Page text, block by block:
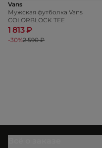
Vans
Мужская футболка Vans
COLORBLOCK TEE
1 813 ₽
-30%2 590 ₽